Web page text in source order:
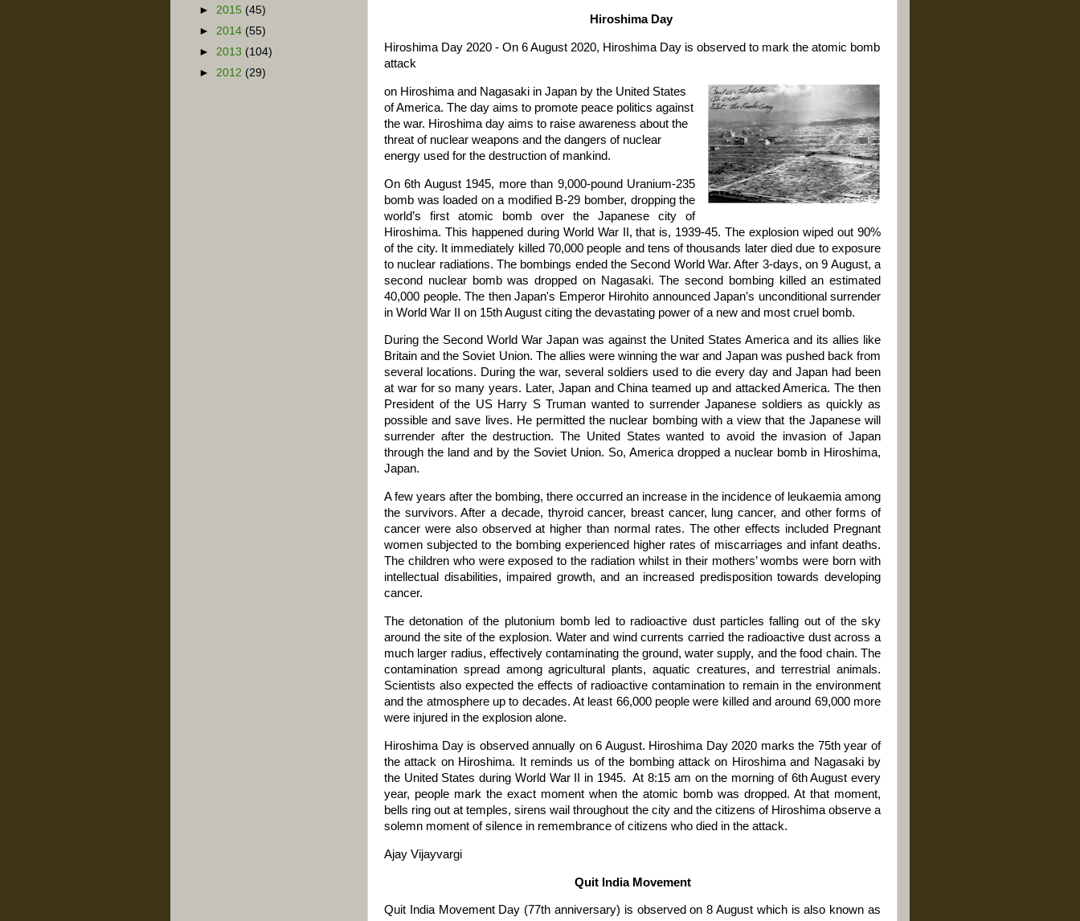
Hiroshima Day
Hiroshima Day 2020 - On 6 August 2020, Hiroshima Day is observed to mark the atomic bomb
attack
on Hiroshima and Nagasaki in Japan by the United States
of America. The day aims to promote peace politics against
the war. Hiroshima day aims to raise awareness about the
threat of nuclear weapons and the dangers of nuclear
energy used for the destruction of mankind.
On 6th August 1945, more than 9,000-pound Uranium-235
bomb was loaded on a modified B-29 bomber, dropping the
world’s first atomic bomb over the Japanese city of
Hiroshima. This happened during World War II, that is, 1939-45. The explosion wiped out 90%
of the city. It immediately killed 70,000 people and tens of thousands later died due to exposure
to nuclear radiations. The bombings ended the Second World War. After 3-days, on 9 August, a
second nuclear bomb was dropped on Nagasaki. The second bombing killed an estimated
40,000 people. The then Japan's Emperor Hirohito announced Japan’s unconditional surrender
in World War II on 15th August citing the devastating power of a new and most cruel bomb.
During the Second World War Japan was against the United States America and its allies like
Britain and the Soviet Union. The allies were winning the war and Japan was pushed back from
several locations. During the war, several soldiers used to die every day and Japan had been
at war for so many years. Later, Japan and China teamed up and attacked America. The then
President of the US Harry S Truman wanted to surrender Japanese soldiers as quickly as
possible and save lives. He permitted the nuclear bombing with a view that the Japanese will
surrender after the destruction. The United States wanted to avoid the invasion of Japan
through the land and by the Soviet Union. So, America dropped a nuclear bomb in Hiroshima,
Japan.
A few years after the bombing, there occurred an increase in the incidence of leukaemia among
the survivors. After a decade, thyroid cancer, breast cancer, lung cancer, and other forms of
cancer were also observed at higher than normal rates. The other effects included Pregnant
women subjected to the bombing experienced higher rates of miscarriages and infant deaths.
The children who were exposed to the radiation whilst in their mothers’ wombs were born with
intellectual disabilities, impaired growth, and an increased predisposition towards developing
cancer.
The detonation of the plutonium bomb led to radioactive dust particles falling out of the sky
around the site of the explosion. Water and wind currents carried the radioactive dust across a
much larger radius, effectively contaminating the ground, water supply, and the food chain. The
contamination spread among agricultural plants, aquatic creatures, and terrestrial animals.
Scientists also expected the effects of radioactive contamination to remain in the environment
and the atmosphere up to decades. At least 66,000 people were killed and around 69,000 more
were injured in the explosion alone.
Hiroshima Day is observed annually on 6 August. Hiroshima Day 2020 marks the 75th year of
the attack on Hiroshima. It reminds us of the bombing attack on Hiroshima and Nagasaki by
the United States during World War II in 1945. At 8:15 am on the morning of 6th August every
year, people mark the exact moment when the atomic bomb was dropped. At that moment,
bells ring out at temples, sirens wail throughout the city and the citizens of Hiroshima observe a
solemn moment of silence in remembrance of citizens who died in the attack.
Ajay Vijayvargi
Quit India Movement
Quit India Movement Day (77th anniversary) is observed on 8 August which is also known as
► 2015 (45)
► 2014 (55)
► 2013 (104)
► 2012 (29)